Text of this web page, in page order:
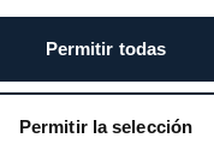
Permitir todas
Permitir la selección
podría